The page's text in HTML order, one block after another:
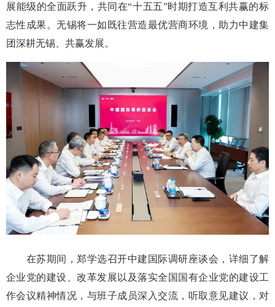
展能级的全面跃升，共同在“十五五”时期打造互利共赢的标
志性成果。无锡将一如既往营造最优营商环境，助力中建集
团深耕无锡、共赢发展。
在苏期间，郑学选召开中建国际调研座谈会，详细了解
企业党的建设、改革发展以及落实全国国有企业党的建设工
作会议精神情况，与班子成员深入交流，听取意见建议，对